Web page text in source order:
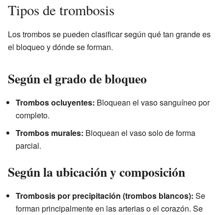
Tipos de trombosis
Los trombos se pueden clasificar según qué tan grande es
el bloqueo y dónde se forman.
Según el grado de bloqueo
Trombos ocluyentes: Bloquean el vaso sanguíneo por
completo.
Trombos murales: Bloquean el vaso solo de forma
parcial.
Según la ubicación y composición
Trombosis por precipitación (trombos blancos): Se
forman principalmente en las arterias o el corazón. Se